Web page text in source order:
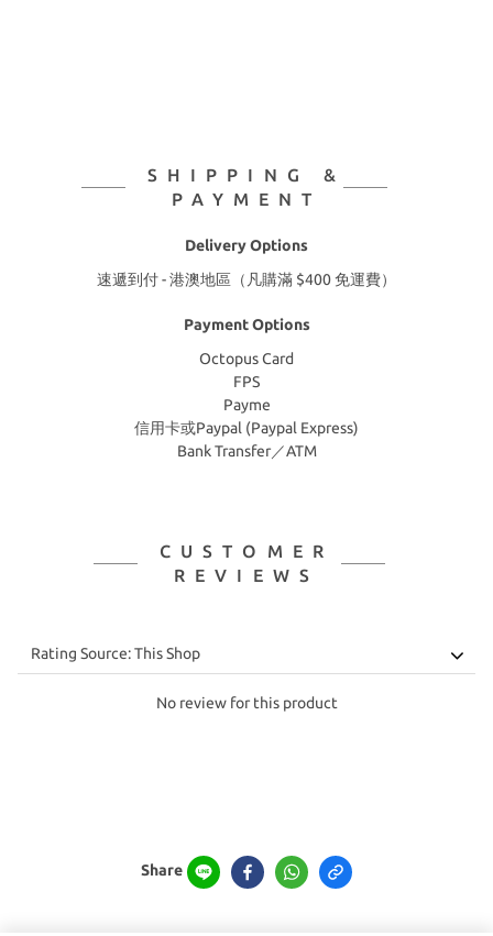
SHIPPING &
PAYMENT
Delivery Options
速遞到付 - 港澳地區（凡購滿 $400 免運費）
Payment Options
Octopus Card
FPS
Payme
信用卡或Paypal (Paypal Express)
Bank Transfer／ATM
CUSTOMER
REVIEWS
No review for this product
Share